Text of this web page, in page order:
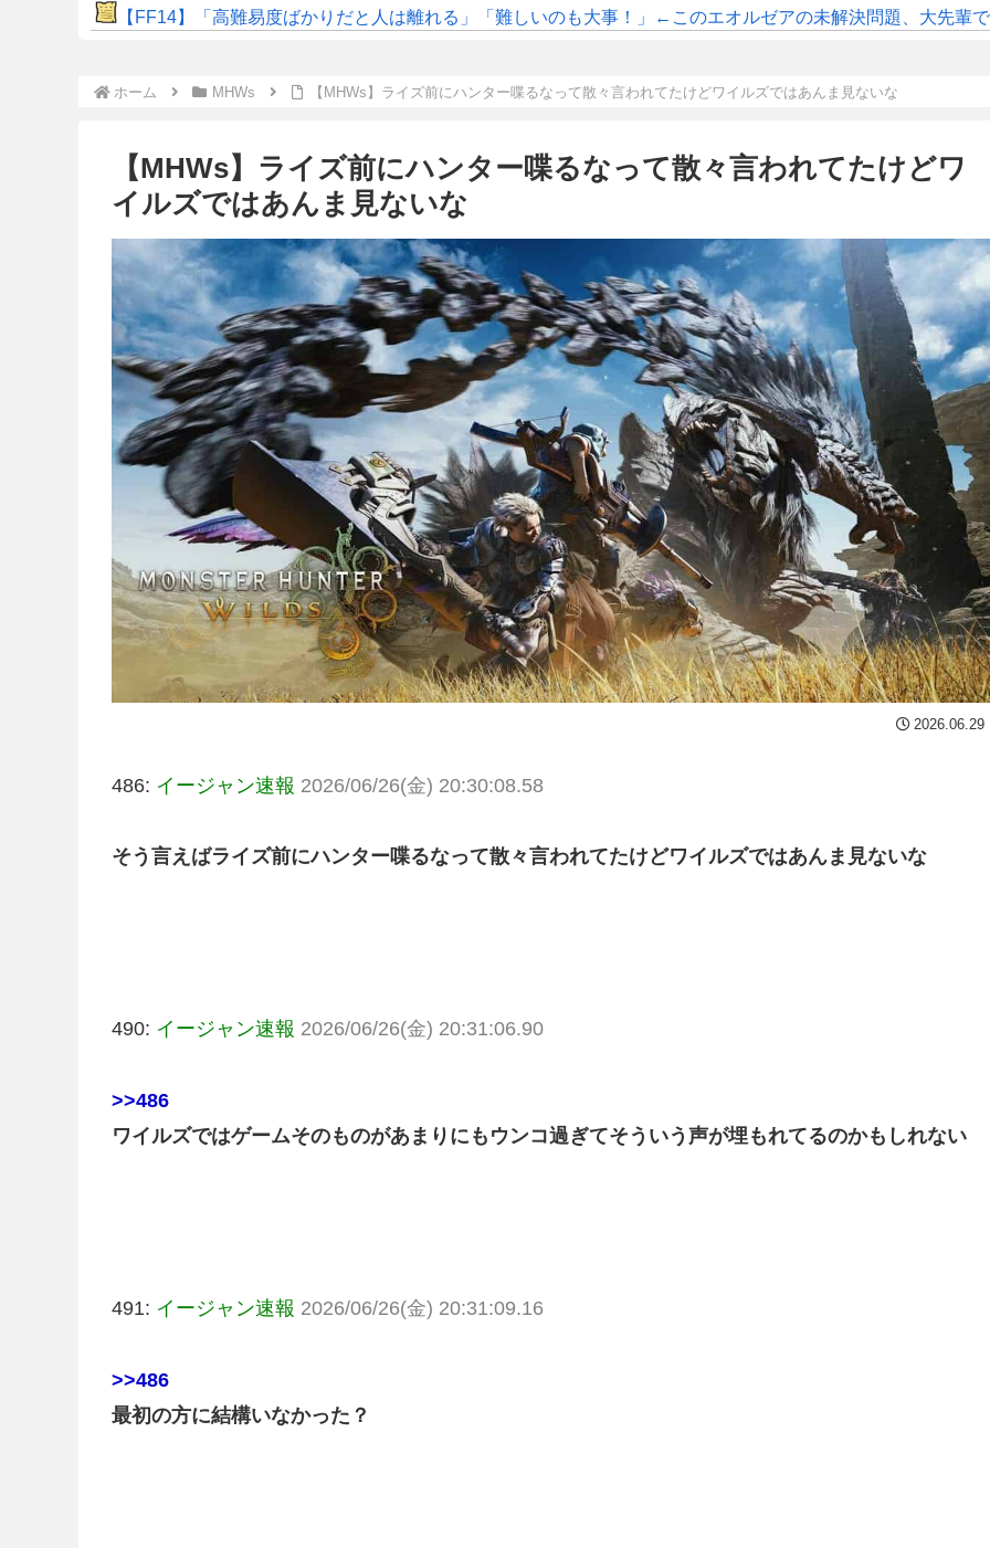
【FF14】「高難易度ばかりだと人は離れる」「難しいのも大事！」←このエオルゼアの未解決問題、大先輩
ホーム MHWs 【MHWs】ライズ前にハンター喋るなって散々言われてたけどワイルズではあんま見ないな
【MHWs】ライズ前にハンター喋るなって散々言われてたけどワ
イルズではあんま見ないな
2026.06.29
486: イージャン速報 2026/06/26(金) 20:30:08.58
そう言えばライズ前にハンター喋るなって散々言われてたけどワイルズではあんま見ないな
490: イージャン速報 2026/06/26(金) 20:31:06.90
>>486
ワイルズではゲームそのものがあまりにもウンコ過ぎてそういう声が埋もれてるのかもしれない
491: イージャン速報 2026/06/26(金) 20:31:09.16
>>486
最初の方に結構いなかった？